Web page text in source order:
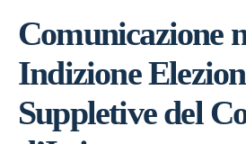
Comunicazione
Indizione
Suppletive del